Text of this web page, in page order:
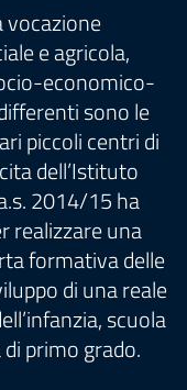
e agricola,
economico-
sono le
piccoli centri di
dell’Istituto
2014/15 ha
realizzare una
formativa delle
di una reale
scuola
primo grado.